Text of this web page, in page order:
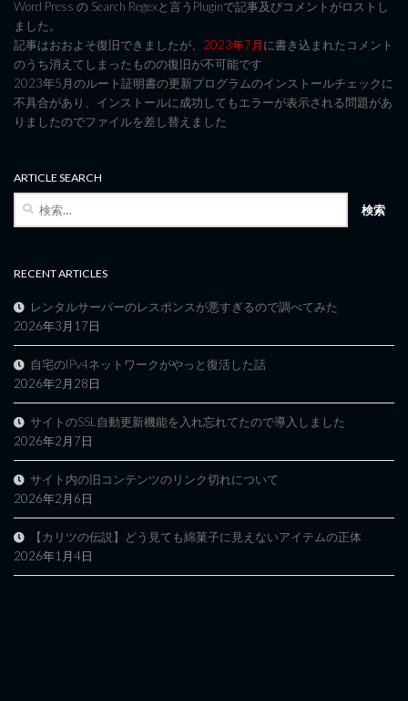
Word Press の Search Regexと言うPluginで記事及びコメントがロストし
ました。
記事はおおよそ復旧できましたが、 2023年7月に書き込まれたコメント
のうち消えてしまったものの復旧が不可能です
2023年5月のルート証明書の更新プログラムのインストールチェックに
不具合があり、インストールに成功してもエラーが表示される問題があ
りましたのでファイルを差し替えました
ARTICLE SEARCH
RECENT ARTICLES
レンタルサーバーのレスポンスが悪すぎるので調べてみた
2026年3月17日
自宅のIPv4ネットワークがやっと復活した話
2026年2月28日
サイトのSSL自動更新機能を入れ忘れてたので導入しました
2026年2月7日
サイト内の旧コンテンツのリンク切れについて
2026年2月6日
【カリツの伝説】どう見ても綿菓子に見えないアイテムの正体
2026年1月4日